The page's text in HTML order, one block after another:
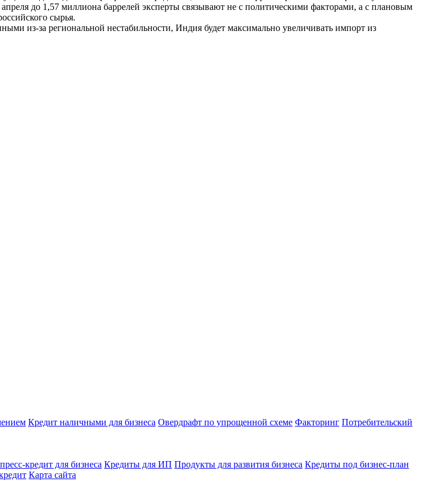
до 1,57 миллиона баррелей эксперты связывают не с политическими факторами, а с плановым
сырья.
из-за региональной нестабильности, Индия будет максимально увеличивать импорт из
Кредит наличными для бизнеса Овердрафт по упрощенной схеме Факторинг Потребительский
кредит для бизнеса Кредиты для ИП Продукты для развития бизнеса Кредиты под бизнес-план
Карта сайта